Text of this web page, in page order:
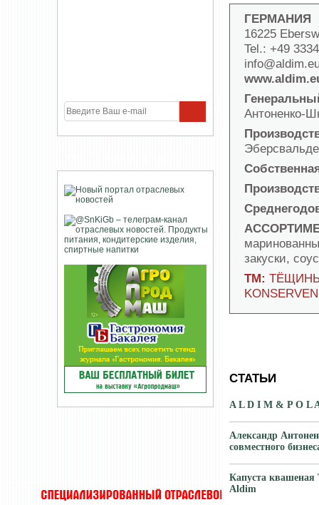
ГЕРМАНИЯ
16225
Tel.: +49
Антоненко-
закуски,
ТМ: ТЁЩИНЫ
СТАТЬИ
A L D I M & P O L
Александр
совместного
Капуста
Aldim